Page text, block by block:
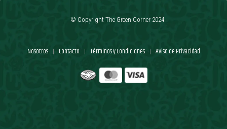
Nosotros | Contacto | Términos y Condiciones | Aviso de Privacidad
© Copyright The Green Corner 2024